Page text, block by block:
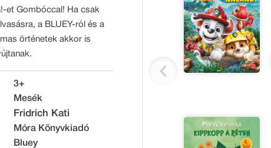
et Gombóccal! Ha csak
a BLUEY-ról és a
örténetek akkor is
3+
Mesék
Fridrich Kati
Móra Könyvkiadó
Bluey